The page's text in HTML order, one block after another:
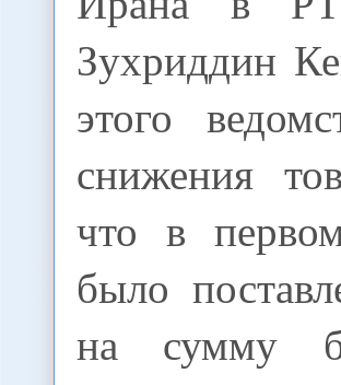
Зухриддин
этого
снижения
что в
было
на сумму